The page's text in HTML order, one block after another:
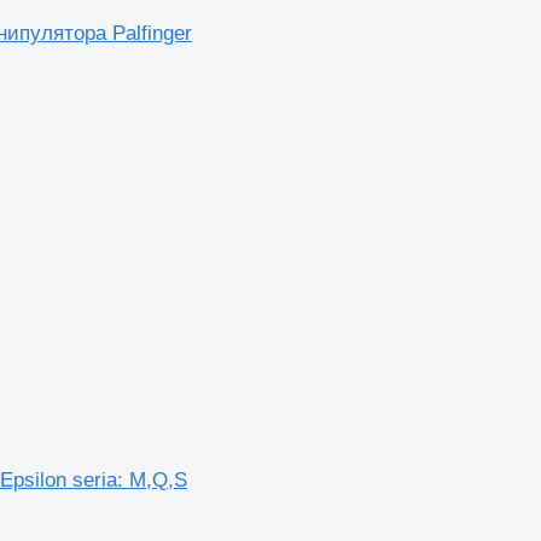
Palfinger
seria: M,Q,S